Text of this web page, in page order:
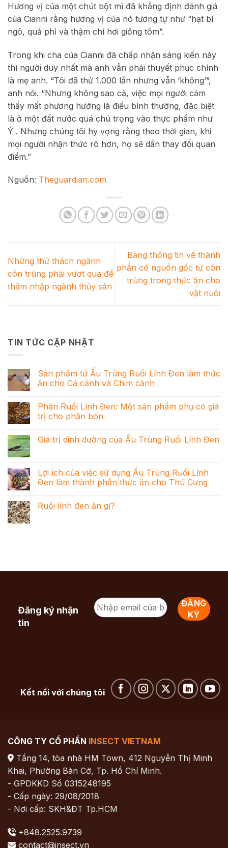
Hương vị của một chút bột mì đã khẳng định đánh giá
của Cianni rằng hương vị của nó tương tự như “hạt bí
ngô, quả phỉ và thậm chí hơi giống tôm”.
Trong khi cha của Cianni đã chấp nhận sáng kiến ​​này
thì người duy nhất mà anh vẫn phải thuyết phục chính
là mẹ anh. “Tôi đã thử 1.000 lần nhưng vẫn ‘không’”,
anh nói. “Nhưng không sao cả, việc mọi người cảm
thấy mất phương hướng là điều bình thường, đặc biệt
là ở một đất nước quá chú trọng vào thực phẩm như
Ý . Nhưng chúng tôi hy vọng rằng theo thời gian, khi
mọi người nhận thức rõ hơn, họ sẽ dần thay đổi quan
điểm.”
Nguồn: Theguardian.com
Những thử thách ngành
côn trùng phải vượt qua để
thâm nhập ngành thủy sản
Bảng thông tin về thành
phần có nguồn gốc từ côn
trùng trong thức ăn cho
vật nuôi
TIN TỨC CẬP NHẬT
Sản phẩm từ Ấu Trùng Ruồi Lính Đen làm thức
ăn cho Cá cảnh và Chim cảnh
Phân Ruồi Lính Đen: Một sản phẩm phụ có giá
trị cho phân bón
Giá trị dinh dưỡng của Ấu Trùng Ruồi Lính Đen
Lợi ích của việc sử dụng Ấu Trùng Ruồi Lính
Đen làm thành phần thức ăn cho Thú Cưng
Ruồi lính đen ăn gì?
Đăng ký nhận
tin
Kết nối với chúng tôi
CÔNG TY CỔ PHẦN INSECT VIETNAM
Tầng 14, tòa nhà HM Town, 412 Nguyễn Thị Minh
Khai, Phường Bàn Cờ, Tp. Hồ Chí Minh.
- GPDKKD Số 0315248195
- Cấp ngày: 29/08/2018
- Nơi cấp: SKH&ĐT Tp.HCM
+848.2525.9739
contact@insect.vn